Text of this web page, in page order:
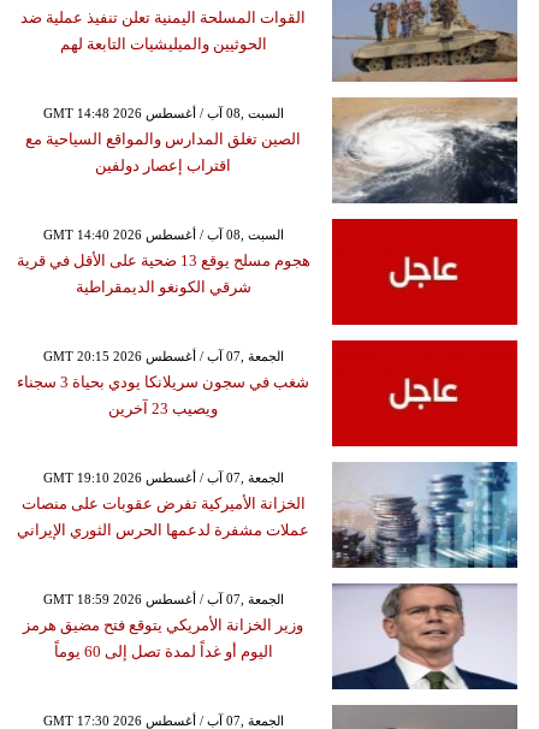
القوات المسلحة اليمنية تعلن تنفيذ عملية ضد
الحوثيين والميليشيات التابعة لهم
GMT 14:48 2026 السبت ,08 آب / أغسطس
الصين تغلق المدارس والمواقع السياحية مع
اقتراب إعصار دولفين
GMT 14:40 2026 السبت ,08 آب / أغسطس
هجوم مسلح يوقع 13 ضحية على الأقل في قرية
شرقي الكونغو الديمقراطية
GMT 20:15 2026 الجمعة ,07 آب / أغسطس
شغب في سجون سريلانكا يودي بحياة 3 سجناء
ويصيب 23 آخرين
GMT 19:10 2026 الجمعة ,07 آب / أغسطس
الخزانة الأميركية تفرض عقوبات على منصات
عملات مشفرة لدعمها الحرس الثوري الإيراني
GMT 18:59 2026 الجمعة ,07 آب / أغسطس
وزير الخزانة الأمريكي يتوقع فتح مضيق هرمز
اليوم أو غداً لمدة تصل إلى 60 يوماً
GMT 17:30 2026 الجمعة ,07 آب / أغسطس